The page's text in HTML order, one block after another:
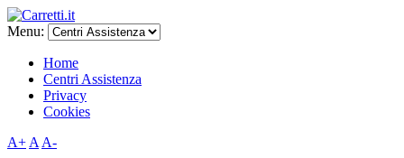
Menu:
Home
Centri Assistenza
Privacy
Cookies
A+ A A-